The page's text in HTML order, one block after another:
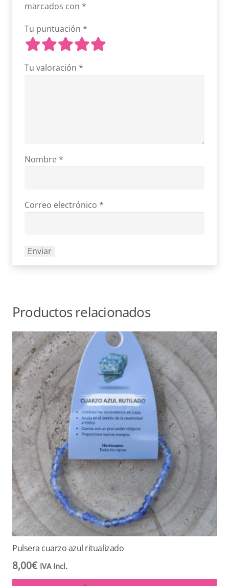
marcados con *
Tu puntuación *
Tu valoración *
Nombre *
Correo electrónico *
Productos relacionados
Pulsera cuarzo azul ritualizado
8,00€ IVA Incl.